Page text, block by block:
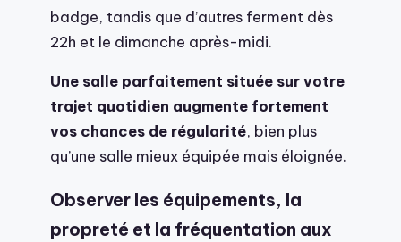
badge, tandis que d’autres ferment dès
22h et le dimanche après-midi.
Une salle parfaitement située sur votre
trajet quotidien augmente fortement
vos chances de régularité, bien plus
qu’une salle mieux équipée mais éloignée.
Observer les équipements, la
propreté et la fréquentation aux